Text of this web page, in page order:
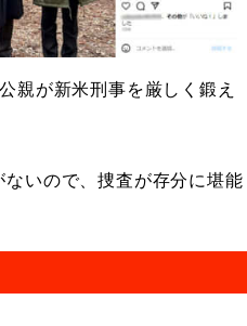
親が新米刑事を厳しく鍛え
いので、捜査が存分に堪能